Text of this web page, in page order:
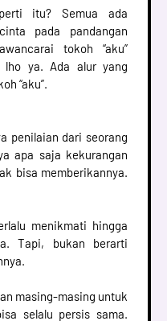
itu? Semua ada
pada pandangan
tokoh “aku”
lho ya. Ada alur yang
“aku”.
penilaian dari seorang
apa saja kekurangan
bisa memberikannya.
menikmati hingga
Tapi, bukan berarti
masing-masing untuk
selalu persis sama.